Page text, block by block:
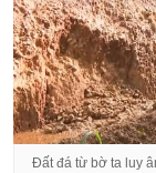
Đất đá từ bờ ta luy